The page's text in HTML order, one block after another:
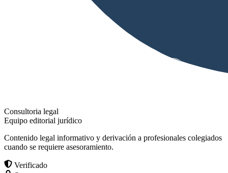
Consultoria legal
Equipo editorial jurídico
Contenido legal informativo y derivación a profesionales colegiados
cuando se requiere asesoramiento.
Verificado